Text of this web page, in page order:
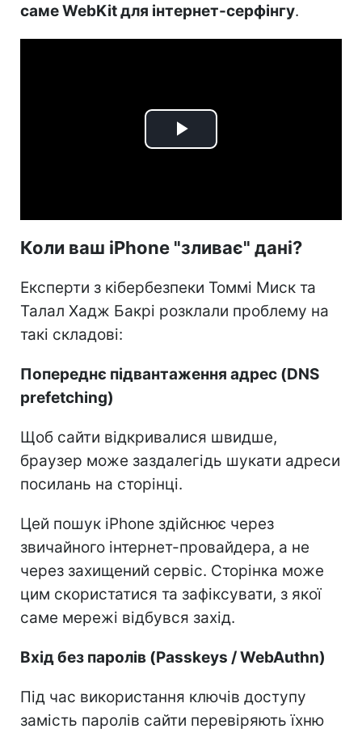
саме WebKit для інтернет-серфінгу.
Play
Коли ваш iPhone "зливає" дані?
Експерти з кібербезпеки Томмі Миск та
Талал Хадж Бакрі розклали проблему на
такі складові:
Попереднє підвантаження адрес (DNS
prefetching)
Щоб сайти відкривалися швидше,
браузер може заздалегідь шукати адреси
посилань на сторінці.
Цей пошук iPhone здійснює через
звичайного інтернет-провайдера, а не
через захищений сервіс. Сторінка може
цим скористатися та зафіксувати, з якої
саме мережі відбувся захід.
Вхід без паролів (Passkeys / WebAuthn)
Під час використання ключів доступу
замість паролів сайти перевіряють їхню